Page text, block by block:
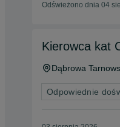
Odświeżono dnia 04
Kierowca kat
Dąbrowa
Odpowiednie